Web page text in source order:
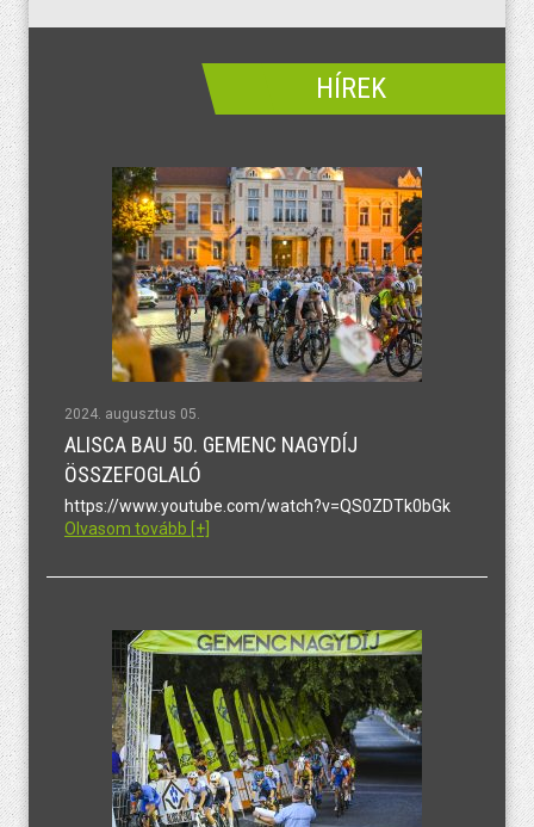
HÍREK
2024. augusztus 05.
ALISCA BAU 50. GEMENC NAGYDÍJ
ÖSSZEFOGLALÓ
https://www.youtube.com/watch?v=QS0ZDTk0bGk
Olvasom tovább [+]